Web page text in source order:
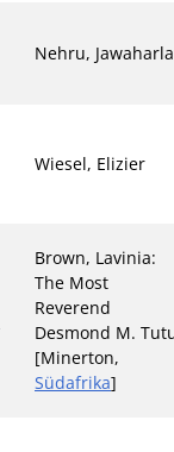
Nehru,
Wiesel, Elizier
Brown, Lavinia:
The Most
Reverend
Desmond M.
[Minerton,
Südafrika]